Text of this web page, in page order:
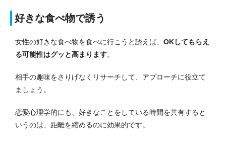
好きな食べ物で誘う
女性の好きな食べ物を食べに行こうと誘えば、 OKしてもらえ
る可能性はグッと高まります。
相手の趣味をさりげなくリサーチして、アプローチに役立て
ましょう。
恋愛心理学的にも、好きなことをしている時間を共有すると
いうのは、距離を縮めるのに効果的です。